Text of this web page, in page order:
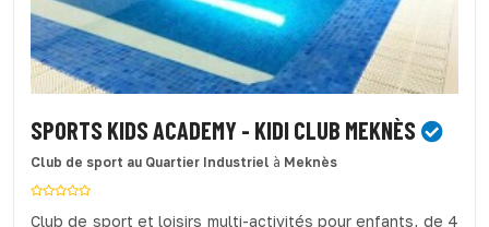
SPORTS KIDS ACADEMY - KIDI CLUB MEKNÈS
Club de sport au Quartier Industriel à Meknès
Club de sport et loisirs multi-activités pour enfants, de 4